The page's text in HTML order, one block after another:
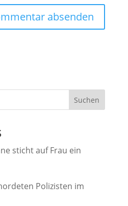
Suchen
sticht auf Frau ein
Polizisten im